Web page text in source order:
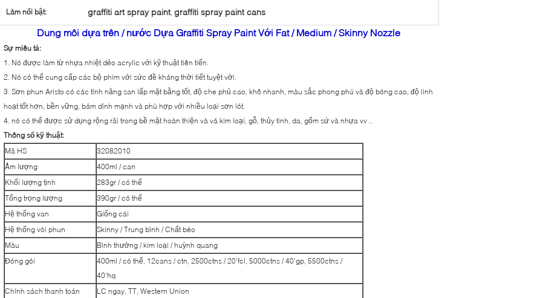
Làm nổi bật: graffiti art spray paint, graffiti spray paint cans
Dung môi dựa trên / nước Dựa Graffiti Spray Paint Với ​​Fat / Medium / Skinny Nozzle
Sự miêu tả:
1. Nó được làm từ nhựa nhiệt dẻo acrylic với kỹ thuật tiên tiến.
2. Nó có thể cung cấp các bộ phim với sức đề kháng thời tiết tuyệt vời.
3. Sơn phun Aristo có các tính năng san lấp mặt bằng tốt, độ che phủ cao, khô nhanh, màu sắc phong phú và độ bóng cao, độ linh
hoạt tốt hơn, bền vững, bám dính mạnh và phù hợp với nhiều loại sơn lót.
4. nó có thể được sử dụng rộng rãi trong bề mặt hoàn thiện và vá kim loại, gỗ, thủy tinh, da, gốm sứ và nhựa vv ..
Thông số kỹ thuật:
Mã HS
32082010
Âm lượng
400ml / can
Khối lượng tịnh
283gr / có thể
Tổng trọng lượng
390gr / có thể
Hệ thống van
Giống cái
Hệ thống vòi phun
Skinny / Trung bình / Chất béo
Màu
Bình thường / kim loại / huỳnh quang
Đóng gói
400ml / có thể, 12cans / ctn, 2500ctns / 20'fcl, 5000ctns / 40'gp, 5500ctns /
40'hq
Chính sách thanh toán
LC ngay, TT, Western Union